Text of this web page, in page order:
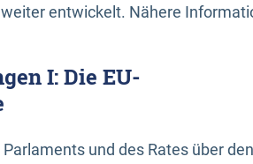
entwickelt. Nähere
I: Die EU-
und des Rates über